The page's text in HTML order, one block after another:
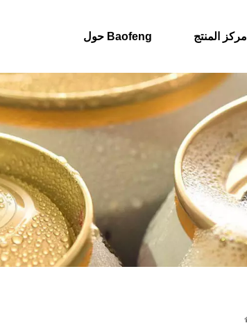
حول Baofeng مركز المنتج